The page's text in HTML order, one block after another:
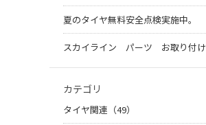
夏のタイヤ無料安全点検実施中。
スカイライン パーツ お取り付け
カテゴリ
タイヤ関連（49）